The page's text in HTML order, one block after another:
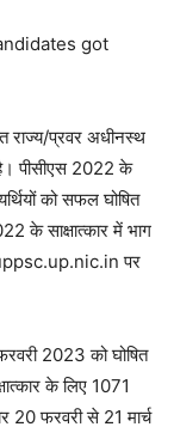
got
राज्य/प्रवर अधीनस्थ
है। पीसीएस 2022 के
को सफल घोषित
के साक्षात्कार में भाग
uppsc.up.nic.in पर
2023 को घोषित
के लिए 1071
20 फरवरी से 21 मार्च